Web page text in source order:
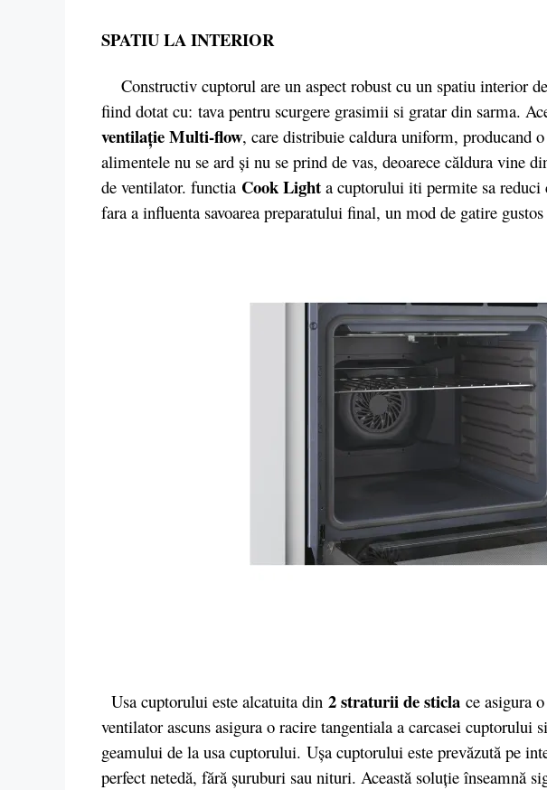
SPATIU LA INTERIOR
Constructiv cuptorul are un aspect robust cu un spatiu interior de
fiind dotat cu: tava pentru scurgere grasimii si gratar din sarma.
ventilaţie Multi-flow, care distribuie caldura uniform, producand
alimentele nu se ard şi nu se prind de vas, deoarece căldura vine
de ventilator. functia Cook Light a cuptorului iti permite sa
fara a influenta savoarea preparatului final, un mod de gatire
Usa cuptorului este alcatuita din 2 straturii de sticla ce asigura
ventilator ascuns asigura o racire tangentiala a carcasei
geamului de la usa cuptorului. Uşa cuptorului este prevăzută pe
perfect netedă, fără şuruburi sau nituri. Această soluţie înseamnă